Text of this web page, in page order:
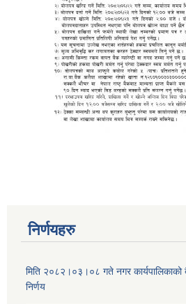
निर्णयहरु
मिति २०८२।०३।०८ गते नगर
निर्णय